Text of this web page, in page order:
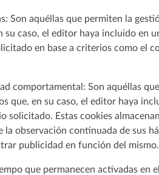
Son aquéllas que permiten la
su caso, el editor haya incluido en
en base a criterios como el
comportamental: Son aquéllas
que, en su caso, el editor haya
solicitado. Estas cookies
la observación continuada de sus
publicidad en función del mismo.
que permanecen activadas